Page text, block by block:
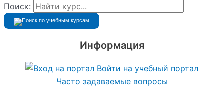
Поиск:
Информация
Войти на учебный портал
Часто задаваемые вопросы